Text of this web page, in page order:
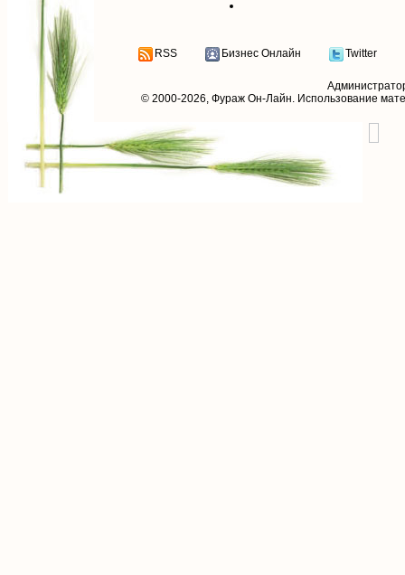
RSS Бизнес Онлайн Twitter
© 2000-2026, Фураж Он-Лайн. Использование